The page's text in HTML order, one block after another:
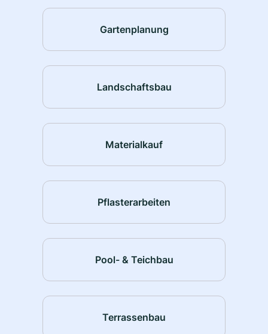
Gartenplanung
Landschaftsbau
Materialkauf
Pflasterarbeiten
Pool- & Teichbau
Terrassenbau